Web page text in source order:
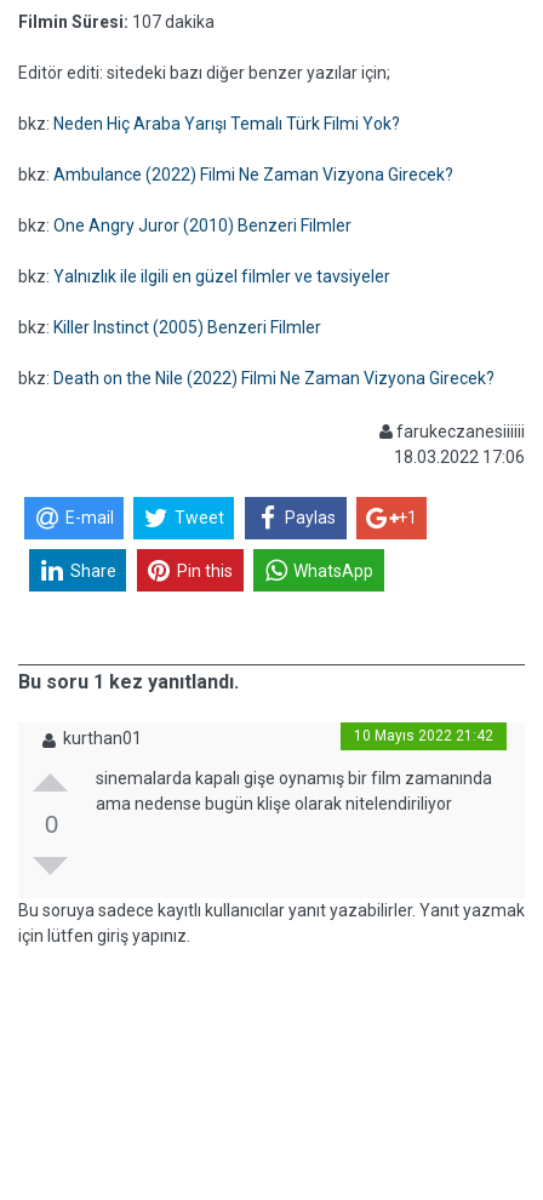
Filmin Süresi: 107 dakika
Editör editi: sitedeki bazı diğer benzer yazılar için;
bkz: Neden Hiç Araba Yarışı Temalı Türk Filmi Yok?
bkz: Ambulance (2022) Filmi Ne Zaman Vizyona Girecek?
bkz: One Angry Juror (2010) Benzeri Filmler
bkz: Yalnızlık ile ilgili en güzel filmler ve tavsiyeler
bkz: Killer Instinct (2005) Benzeri Filmler
bkz: Death on the Nile (2022) Filmi Ne Zaman Vizyona Girecek?
farukeczanesiiiiii
18.03.2022 17:06
E-mail Tweet Paylas +1
Share Pin this WhatsApp
Bu soru 1 kez yanıtlandı.
kurthan01 10 Mayıs 2022 21:42
0
sinemalarda kapalı gişe oynamış bir film zamanında
ama nedense bugün klişe olarak nitelendiriliyor
Bu soruya sadece kayıtlı kullanıcılar yanıt yazabilirler. Yanıt yazmak
için lütfen giriş yapınız.